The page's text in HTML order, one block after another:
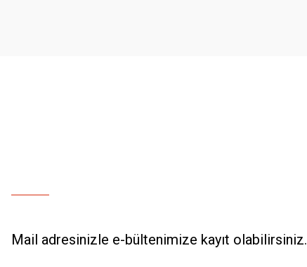
Mail adresinizle e-bültenimize kayıt olabilirsiniz.